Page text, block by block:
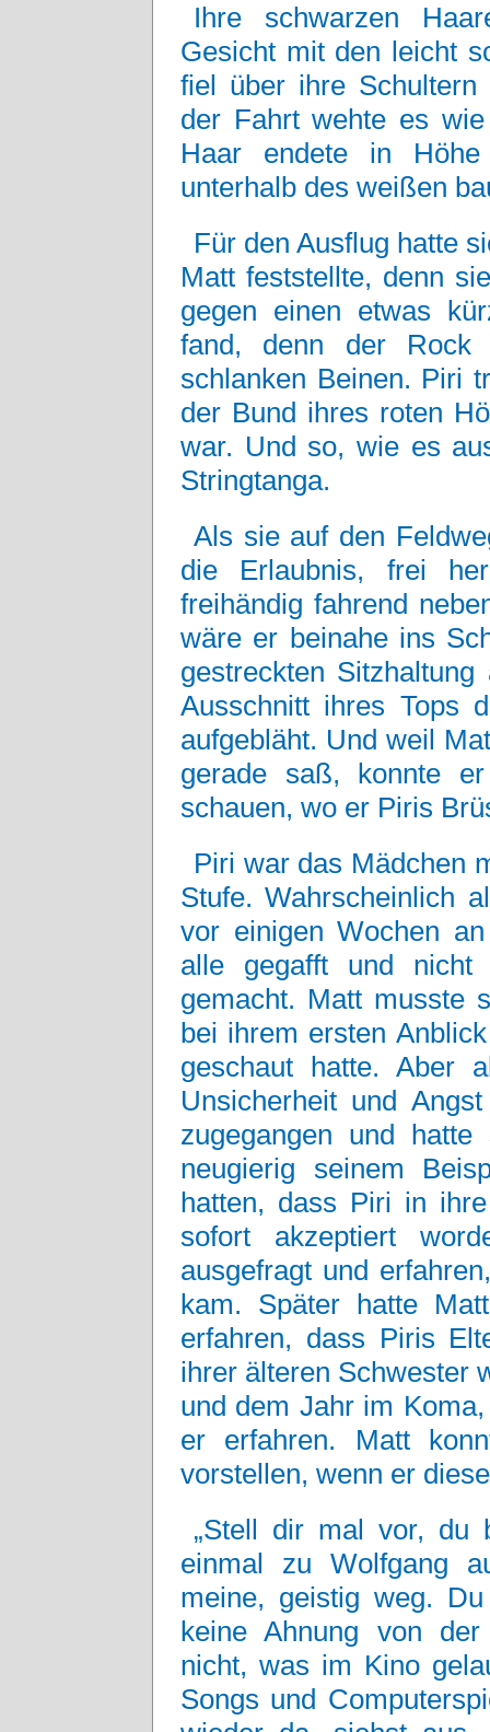
Ihre schwarzen
Gesicht mit den leicht
fiel über ihre
der Fahrt wehte es
Haar endete in
unterhalb des weißen
Für den Ausflug hatte
Matt feststellte, denn
gegen einen etwas
fand, denn der
schlanken Beinen. Piri
der Bund ihres roten
war. Und so, wie es
Stringtanga.
Als sie auf den
die Erlaubnis, frei
freihändig fahrend
wäre er beinahe ins
gestreckten
Ausschnitt ihres Tops
aufgebläht. Und weil
gerade saß, konnte
schauen, wo er Piris
Piri war das Mädchen
Stufe. Wahrscheinlich
vor einigen Wochen
alle gegafft und nicht
gemacht. Matt musste
bei ihrem ersten
geschaut hatte. Aber
Unsicherheit und
zugegangen und
neugierig seinem
hatten, dass Piri in
sofort akzeptiert
ausgefragt und
kam. Später hatte
erfahren, dass Piris
ihrer älteren Schwester
und dem Jahr im
er erfahren. Matt
vorstellen, wenn er
„Stell dir mal vor, du
einmal zu Wolfgang
meine, geistig weg.
keine Ahnung von
nicht, was im Kino
Songs und